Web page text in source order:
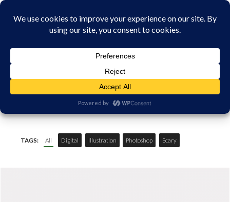
MAISON DE LA RANDONNÉE EN
VANOISE
ILLUSTRATION
HOME/PORTFOLIO/ ILLUSTRATION (PAGE 2)
TAGS: All Digital Illustration Photoshop Scary